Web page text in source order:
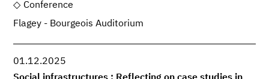
Conference
Flagey - Bourgeois Auditorium
01.12.2025